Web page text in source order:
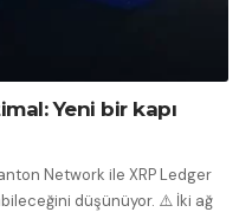
Yeni bir kapı
Network ile XRP Ledger
düşünüyor. ⚠️ İki ağ